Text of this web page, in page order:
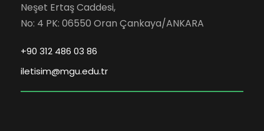
Neşet Ertaş Caddesi,
No: 4 PK: 06550 Oran Çankaya/ANKARA
+90 312 486 03 86
iletisim@mgu.edu.tr